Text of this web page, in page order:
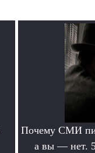
Почему СМИ
а вы — нет.